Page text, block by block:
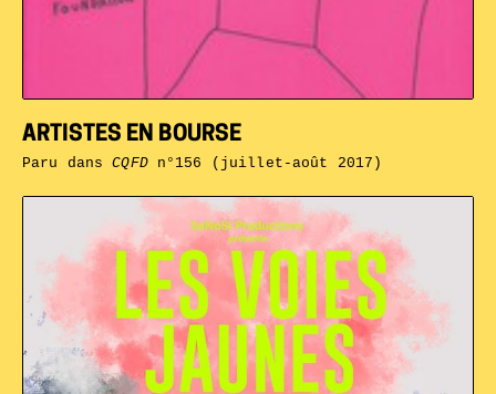
ARTISTES EN BOURSE
Paru dansCQFDn°156 (juillet-août 2017)